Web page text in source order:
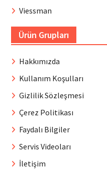
Viessman
Ürün Grupları
Hakkımızda
Kullanım Koşulları
Gizlilik Sözleşmesi
Çerez Politikası
Faydalı Bilgiler
Servis Videoları
İletişim